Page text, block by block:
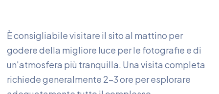
È consigliabile visitare il sito al mattino per
godere della migliore luce per le fotografie e di
un'atmosfera più tranquilla. Una visita completa
richiede generalmente 2-3 ore per esplorare